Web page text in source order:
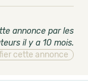
annonce par les
il y a 10 mois.
cette annonce